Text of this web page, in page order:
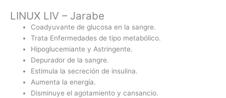
LINUX LIV – Jarabe
Coadyuvante de glucosa en la sangre.
Trata Enfermedades de tipo metabólico.
Hipoglucemiante y Astringente.
Depurador de la sangre.
Estimula la secreción de insulina.
Aumenta la energía.
Disminuye el agotamiento y cansancio.